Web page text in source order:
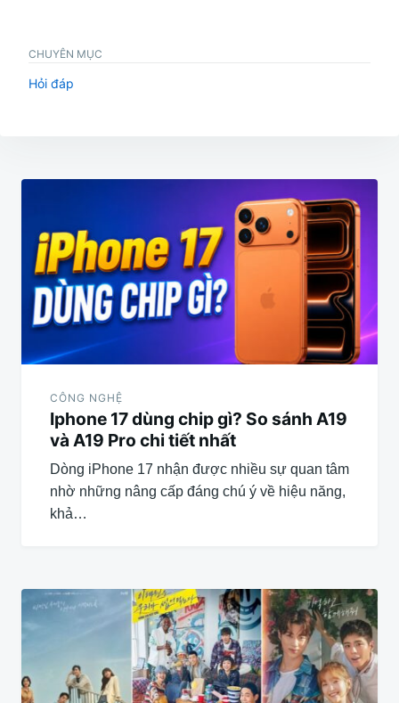
CHUYÊN MỤC
Hỏi đáp
Điều
bài
viết
CÔNG NGHỆ
Iphone 17 dùng chip gì? So sánh A19
và A19 Pro chi tiết nhất
Dòng iPhone 17 nhận được nhiều sự quan tâm
nhờ những nâng cấp đáng chú ý về hiệu năng,
khả…